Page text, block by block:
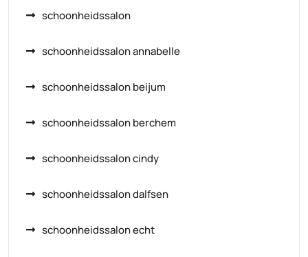
schoonheidssalon
schoonheidssalon annabelle
schoonheidssalon beijum
schoonheidssalon berchem
schoonheidssalon cindy
schoonheidssalon dalfsen
schoonheidssalon echt